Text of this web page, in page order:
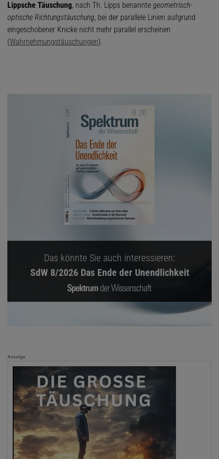
Lippsche Täuschung, nach Th. Lipps benannte geometrisch-
optische Richtungstäuschung, bei der parallele Linien aufgrund
eingeschobener Knicke nicht mehr parallel erscheinen
(Wahrnehmungstäuschungen).
Das könnte Sie auch interessieren:
SdW 8/2026 Das Ende der Unendlichkeit
Anzeige